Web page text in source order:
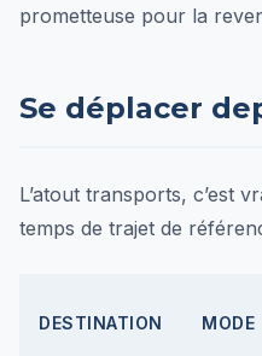
prometteuse pour la
Se déplacer
L’atout transports, c’est
temps de trajet de
DESTINATION MODE